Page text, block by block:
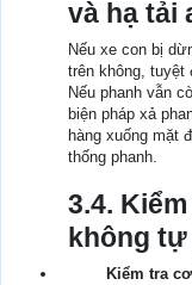
và hạ tải
Nếu xe con bị
trên không,
Nếu phanh vẫn
biện pháp xả
hàng xuống mặt
thống phanh.
3.4.
không
Kiểm tra